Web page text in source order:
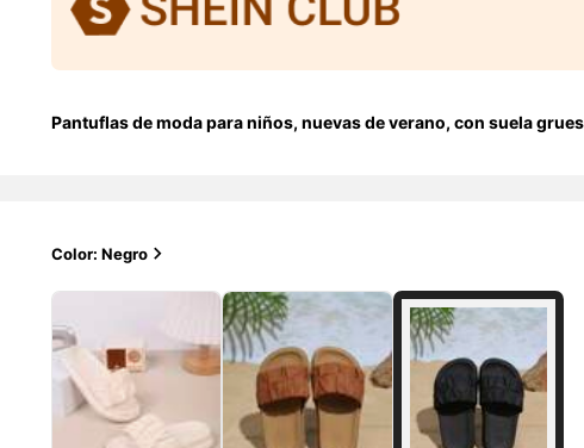
Pantuflas de moda para niños, nuevas de verano, con suela
Color: Negro